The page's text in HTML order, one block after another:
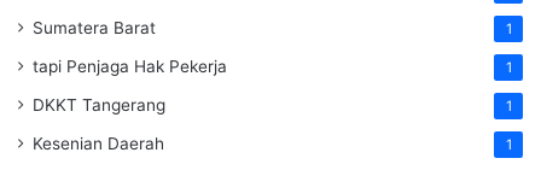
Sumatera Barat 1
tapi Penjaga Hak Pekerja 1
DKKT Tangerang 1
Kesenian Daerah 1